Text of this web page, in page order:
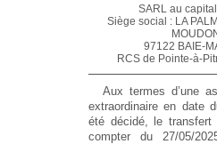
SARL au
Siège social : LA
97122 BAIE-
RCS de Pointe-à-
Aux termes d’une
extraordinaire en date
été décidé, le
compter du 27/05/